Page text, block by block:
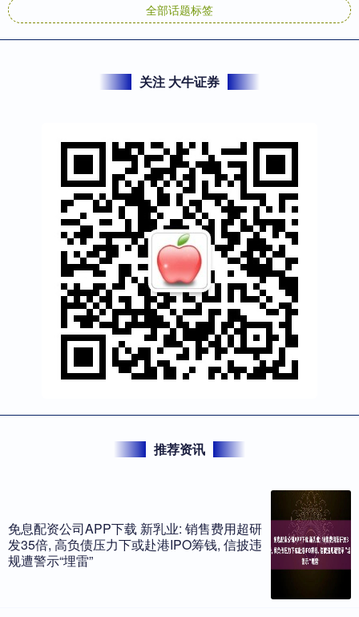
全部话题标签
关注 大牛证券
推荐资讯
免息配资公司APP下载 新乳业: 销售费用超研
发35倍, 高负债压力下或赴港IPO筹钱, 信披违
规遭警示“埋雷”